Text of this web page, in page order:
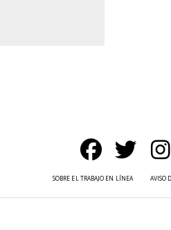
SOBRE EL TRABAJO EN LÍNEA AVISO